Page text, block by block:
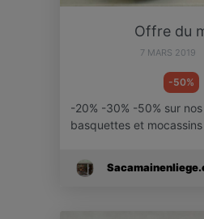
Offre du
7 MARS 2019
-50%
-20% -30% -50% sur
basquettes et